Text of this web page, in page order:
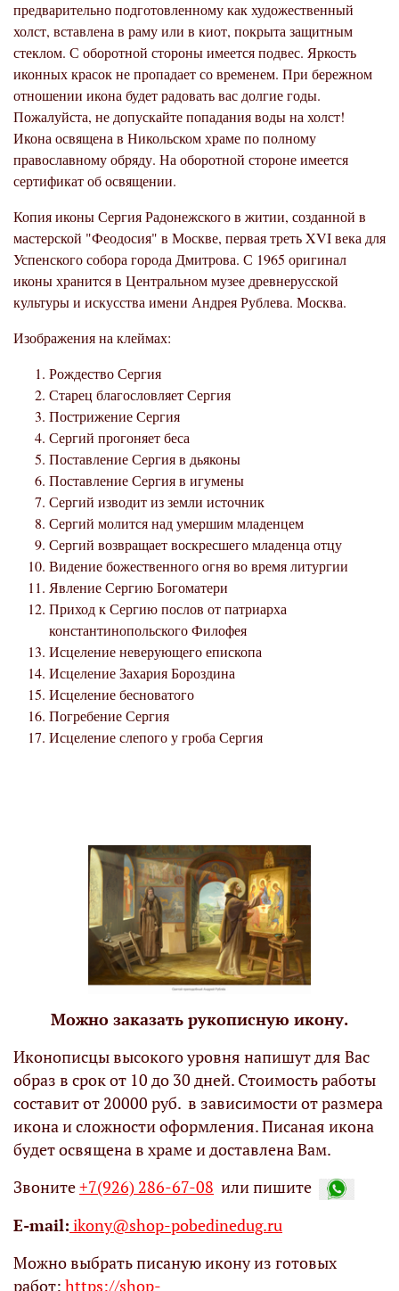
предварительно подготовленному как художественный
холст, вставлена в раму или в киот, покрыта защитным
стеклом. С оборотной стороны имеется подвес. Яркость
иконных красок не пропадает со временем. При бережном
отношении икона будет радовать вас долгие годы.
Пожалуйста, не допускайте попадания воды на холст!
Икона освящена в Никольском храме по полному
православному обряду. На оборотной стороне имеется
сертификат об освящении.
Копия иконы Сергия Радонежского в житии, созданной в
мастерской "Феодосия" в Москве, первая треть XVI века для
Успенского собора города Дмитрова. С 1965 оригинал
иконы хранится в Центральном музее древнерусской
культуры и искусства имени Андрея Рублева. Москва.
Изображения на клеймах:
Рождество Сергия
Старец благословляет Сергия
Пострижение Сергия
Сергий прогоняет беса
Поставление Сергия в дьяконы
Поставление Сергия в игумены
Сергий изводит из земли источник
Сергий молится над умершим младенцем
Сергий возвращает воскресшего младенца отцу
Видение божественного огня во время литургии
Явление Сергию Богоматери
Приход к Сергию послов от патриарха
константинопольского Филофея
Исцеление неверующего епископа
Исцеление Захария Бороздина
Исцеление бесноватого
Погребение Сергия
Исцеление слепого у гроба Сергия
Можно заказать рукописную икону.
Иконописцы высокого уровня напишут для Вас
образ в срок от 10 до 30 дней. Стоимость работы
составит от 20000 руб. в зависимости от размера
икона и сложности оформления. Писаная икона
будет освящена в храме и доставлена Вам.
Звоните+7(926) 286-67-08 или пишите
Е-mail: ikony@shop-pobedinedug.ru
Можно выбрать писаную икону из готовых
работ: https://shop-